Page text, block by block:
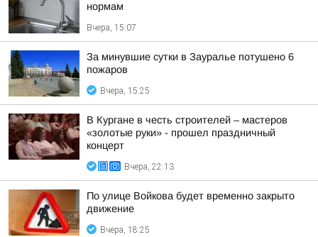
нормам
Вчера, 15:07
За минувшие сутки в Зауралье потушено 6
пожаров
Вчера, 15:25
В Кургане в честь строителей – мастеров
«золотые руки» - прошел праздничный
концерт
Вчера, 22:13
По улице Войкова будет временно закрыто
движение
Вчера, 18:25